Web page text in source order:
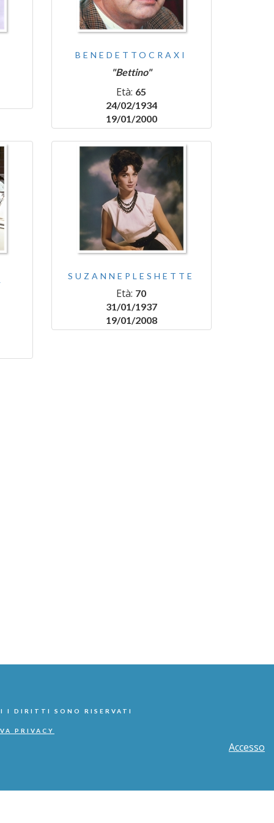
BENEDETTOCRAXI
"Bettino"
Età: 65
24/02/1934
19/01/2000
SUZANNEPLESHETTE
Età: 70
31/01/1937
19/01/2008
I DIRITTI SONO RISERVATI
PRIVACY
Accesso